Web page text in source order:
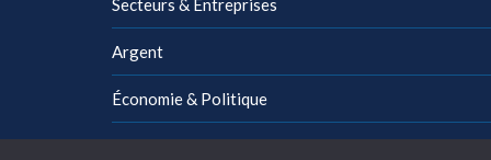
Secteurs & Entreprises
Argent
Économie & Politique
Management